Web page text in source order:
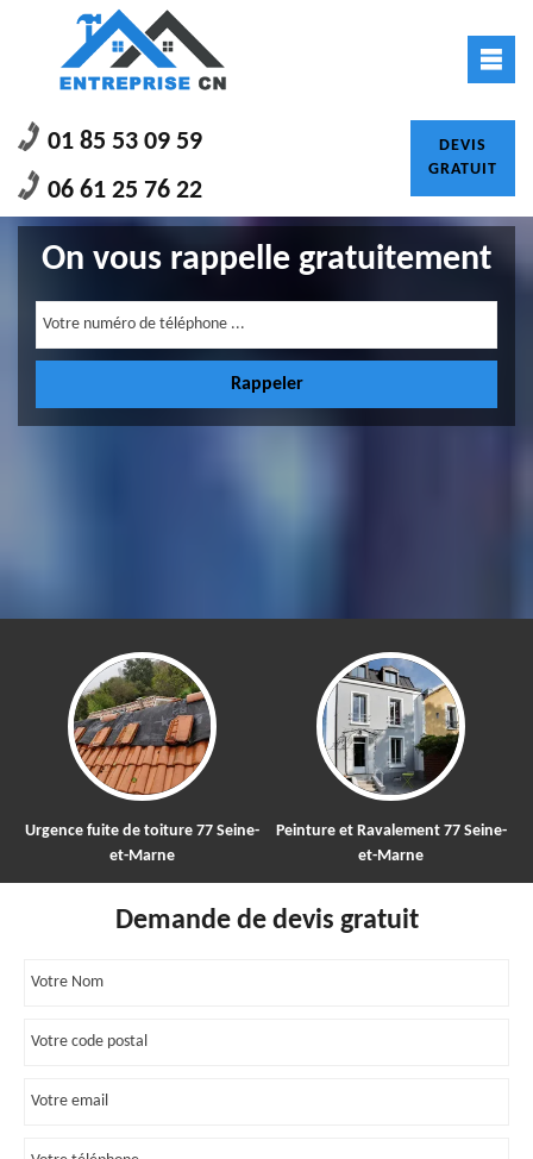
01 85 53 09 59
06 61 25 76 22
DEVIS
GRATUIT
On vous rappelle gratuitement
toiture 77 Seine-
Peinture et Ravalement 77 Seine-
Nettoyage et
Demande de devis gratuit